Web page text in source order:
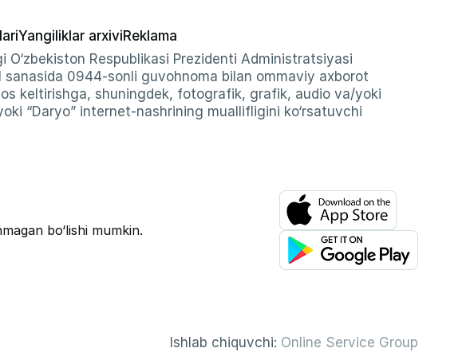
Yangiliklar arxiviReklama
Respublikasi Prezidenti Administratsiyasi
0944-sonli guvohnoma bilan ommaviy axborot
keltirishga, shuningdek, fotografik, grafik, audio va/yoki
“Daryo” internet-nashrining muallifligini ko‘rsatuvchi
bo‘lishi mumkin.
Ishlab chiquvchi: Online Service Group